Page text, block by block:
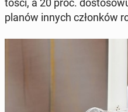
planów innych członków